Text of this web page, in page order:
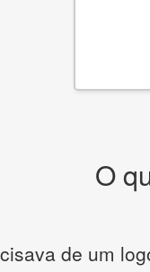
O
de um